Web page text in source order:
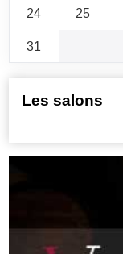
24
25
31
Les salons